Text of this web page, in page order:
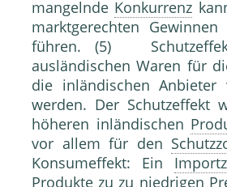
mangelnde Konkurrenz
marktgerechten
führen. (5)
ausländischen Waren für
die inländischen
werden. Der
höheren inländischen
vor allem für den
Konsumeffekt: Ein
Produkte zu zu niedrigen